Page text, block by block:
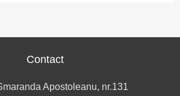
Contact
Apostoleanu, nr.131